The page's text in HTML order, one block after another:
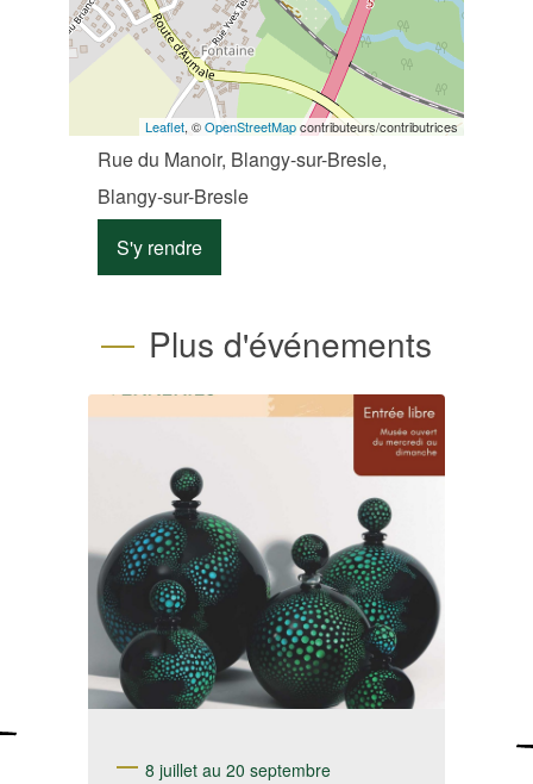
Leaflet, ©OpenStreetMapcontributeurs/contributrices
Rue du Manoir, Blangy-sur-Bresle,
Blangy-sur-Bresle
S'y rendre
Plus d'événements
8 juillet au 20 septembre